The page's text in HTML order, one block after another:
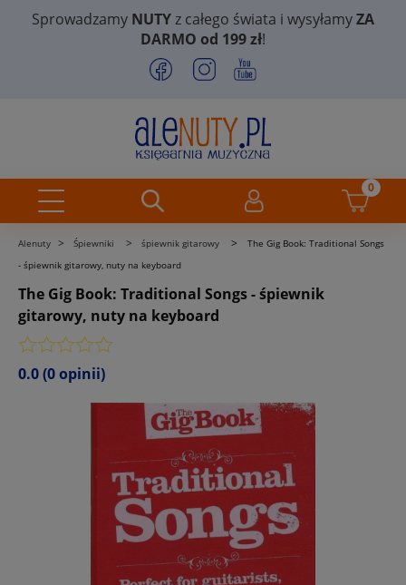
Sprowadzamy NUTYz całego świata i wysyłamyZA
DARMO od 199 zł!
Alenuty > Śpiewniki > śpiewnik gitarowy >
The Gig Book: Traditional Songs
- śpiewnik gitarowy, nuty na keyboard
The Gig Book: Traditional Songs - śpiewnik
gitarowy, nuty na keyboard
0.0(0 opinii)